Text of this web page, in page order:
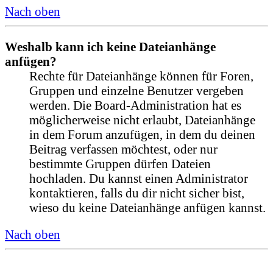
Nach oben
Weshalb kann ich keine Dateianhänge
anfügen?
Rechte für Dateianhänge können für Foren,
Gruppen und einzelne Benutzer vergeben
werden. Die Board-Administration hat es
möglicherweise nicht erlaubt, Dateianhänge
in dem Forum anzufügen, in dem du deinen
Beitrag verfassen möchtest, oder nur
bestimmte Gruppen dürfen Dateien
hochladen. Du kannst einen Administrator
kontaktieren, falls du dir nicht sicher bist,
wieso du keine Dateianhänge anfügen kannst.
Nach oben